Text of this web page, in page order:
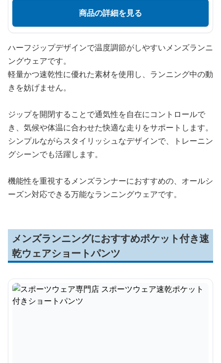
商品の詳細を見る
ハーフジップデザインで温度調節がしやすいメンズランニ
ングウェアです。
軽量かつ速乾性に優れた素材を使用し、ランニング中の動
きを妨げません。
ジップを開閉することで通気性を自在にコントロールで
き、気候や体温に合わせた快適な走りをサポートします。
シンプルながらスタイリッシュなデザインで、トレーニン
グシーンでも活躍します。
機能性を重視するメンズランナーにおすすめの、オールシ
ーズン対応できる万能なランニングウェアです。
メンズランニングにおすすめポケット付き速
乾ウェアショートパンツ